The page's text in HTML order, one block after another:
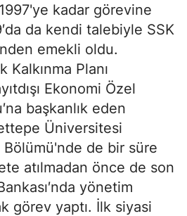
kadar görevine
da kendi talebiyle SSK
emekli oldu.
Kalkınma Planı
Ekonomi Özel
başkanlık eden
Üniversitesi
de bir süre
atılmadan önce de son
yönetim
görev yaptı. İlk siyasi